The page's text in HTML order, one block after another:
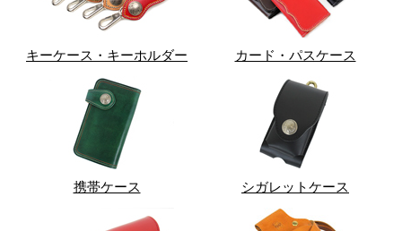
キーケース・キーホルダー カード・パスケース
携帯ケース シガレットケース